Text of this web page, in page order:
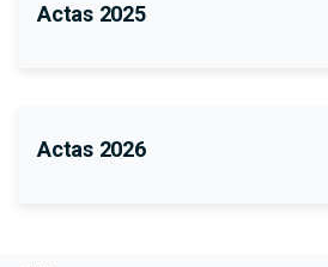
Actas 2025
Actas 2026